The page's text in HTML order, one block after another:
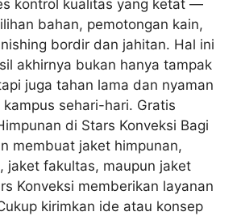
kontrol kualitas yang ketat —
bahan, pemotongan kain,
bordir dan jahitan. Hal ini
akhirnya bukan hanya tampak
juga tahan lama dan nyaman
sehari-hari. Gratis
di Stars Konveksi Bagi
membuat jaket himpunan,
jaket fakultas, maupun jaket
Konveksi memberikan layanan
kirimkan ide atau konsep